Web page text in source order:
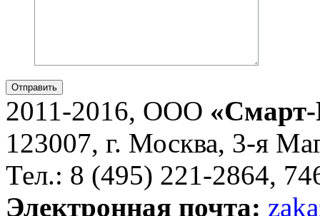
Отправить
2011-2016, ООО
123007, г. Москва, 3-я
Тел.: 8 (495) 221-2864,
Электронная почта: